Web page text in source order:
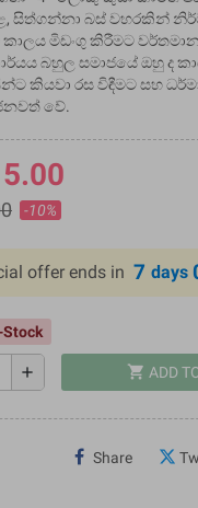
සිත්ගන්නා බස් වහරකින්
මිඩංගු කිරීමට
බහුල සමාජයේ ඔහු ද
කියවා රස විඳීමට සහ
වේ.
-10%
offer ends in 7 days
add shopping_cart ADD
Share